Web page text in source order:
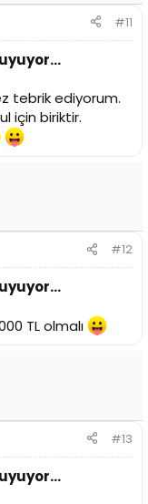
#11
tebrik ediyorum.
için biriktir.
#12
TL olmalı
#13